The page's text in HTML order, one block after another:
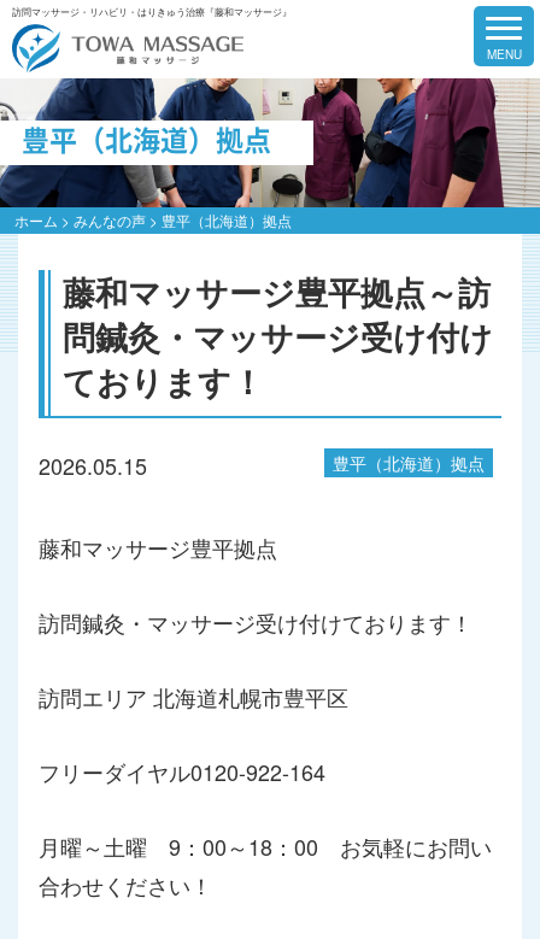
訪問マッサージ・リハビリ・はりきゅう治療『藤和マッサージ』
豊平（北海道）拠点
ホーム > みんなの声> 豊平（北海道）拠点
藤和マッサージ豊平拠点～訪
問鍼灸・マッサージ受け付け
ております！
2026.05.15 豊平（北海道）拠点
藤和マッサージ豊平拠点
訪問鍼灸・マッサージ受け付けております！
訪問エリア 北海道札幌市豊平区
フリーダイヤル0120-922-164
月曜～土曜 9：00～18：00 お気軽にお問い
合わせください！